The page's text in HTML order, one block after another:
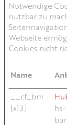
Notwendige
nutzbar zu
Webseite
Cookies nicht
Name
__cf_bm
[x13]
hs-